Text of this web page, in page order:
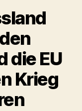
die EU
Krieg